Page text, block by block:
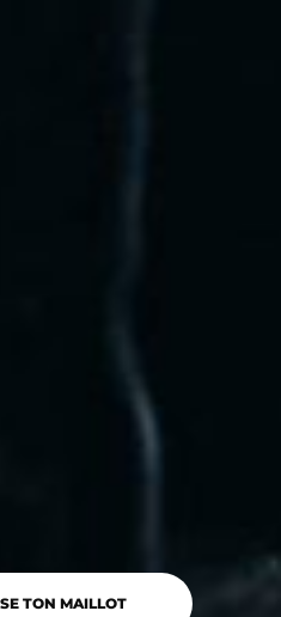
TON MAILLOT